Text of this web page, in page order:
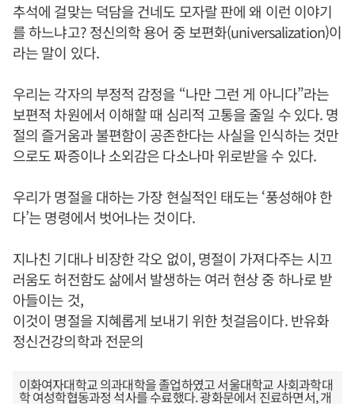
추석에 걸맞는 덕담을 건네도 모자랄 판에 왜 이런 이야기
를 하느냐고? 정신의학 용어 중 보편화(universalization)이
라는 말이 있다.
우리는 각자의 부정적 감정을 “나만 그런 게 아니다”라는
보편적 차원에서 이해할 때 심리적 고통을 줄일 수 있다. 명
절의 즐거움과 불편함이 공존한다는 사실을 인식하는 것만
으로도 짜증이나 소외감은 다소나마 위로받을 수 있다.
우리가 명절을 대하는 가장 현실적인 태도는 ‘풍성해야 한
다’는 명령에서 벗어나는 것이다.
지나친 기대나 비장한 각오 없이, 명절이 가져다주는 시끄
러움도 허전함도 삶에서 발생하는 여러 현상 중 하나로 받
아들이는 것,
이것이 명절을 지혜롭게 보내기 위한 첫걸음이다. 반유화
정신건강의학과 전문의
이화여자대학교 의과대학을 졸업하였고 서울대학교 사회과학대
학 여성학협동과정 석사를 수료했다. 광화문에서 진료하면서, 개